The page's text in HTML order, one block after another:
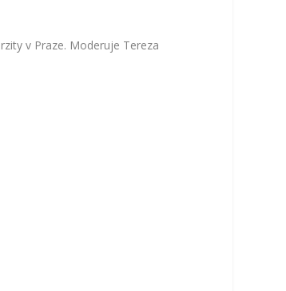
v Praze. Moderuje Tereza